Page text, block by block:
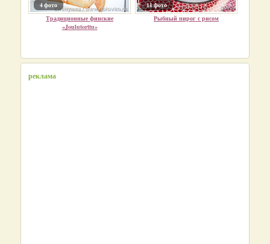
4 фото
Традиционные финские
«Joulutorttu»
11 фото
Рыбный пирог с рисом
реклама